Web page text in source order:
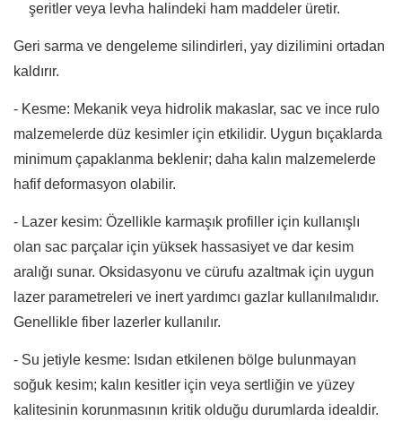
şeritler veya levha halindeki ham maddeler üretir.
Geri sarma ve dengeleme silindirleri, yay dizilimini ortadan
kaldırır.
- Kesme: Mekanik veya hidrolik makaslar, sac ve ince rulo
malzemelerde düz kesimler için etkilidir. Uygun bıçaklarda
minimum çapaklanma beklenir; daha kalın malzemelerde
hafif deformasyon olabilir.
- Lazer kesim: Özellikle karmaşık profiller için kullanışlı
olan sac parçalar için yüksek hassasiyet ve dar kesim
aralığı sunar. Oksidasyonu ve cürufu azaltmak için uygun
lazer parametreleri ve inert yardımcı gazlar kullanılmalıdır.
Genellikle fiber lazerler kullanılır.
- Su jetiyle kesme: Isıdan etkilenen bölge bulunmayan
soğuk kesim; kalın kesitler için veya sertliğin ve yüzey
kalitesinin korunmasının kritik olduğu durumlarda idealdir.